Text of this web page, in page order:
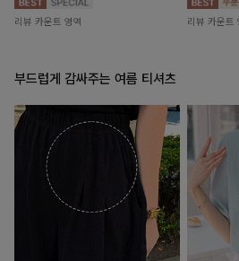
리뷰 카운트 영역 리뷰 카운트
부드럽게 감싸주는 여름 티셔츠